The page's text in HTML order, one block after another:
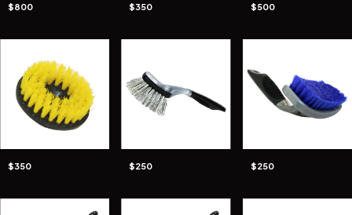
$800 $350 $500
$350 $250 $250